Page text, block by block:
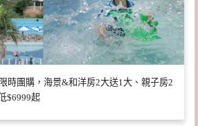
時團購，海景&和洋房2大送1大、親子房2
$6999起